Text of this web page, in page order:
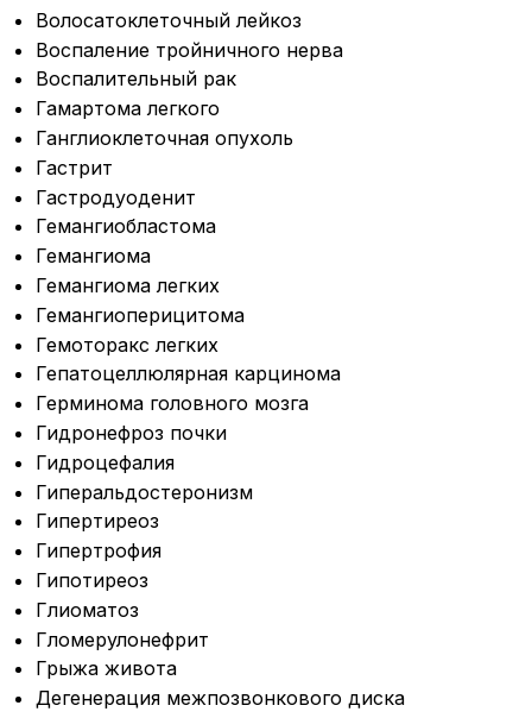
Волосатоклеточный лейкоз
Воспаление тройничного нерва
Воспалительный рак
Гамартома легкого
Ганглиоклеточная опухоль
Гастрит
Гастродуоденит
Гемангиобластома
Гемангиома
Гемангиома легких
Гемангиоперицитома
Гемоторакс легких
Гепатоцеллюлярная карцинома
Герминома головного мозга
Гидронефроз почки
Гидроцефалия
Гиперальдостеронизм
Гипертиреоз
Гипертрофия
Гипотиреоз
Глиоматоз
Гломерулонефрит
Грыжа живота
Дегенерация межпозвонкового диска